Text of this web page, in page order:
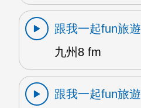
跟我一起fun旅遊
九州8 fm
跟我一起fun旅遊